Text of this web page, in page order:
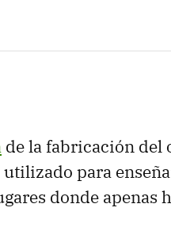
de la fabricación del
para
donde apenas